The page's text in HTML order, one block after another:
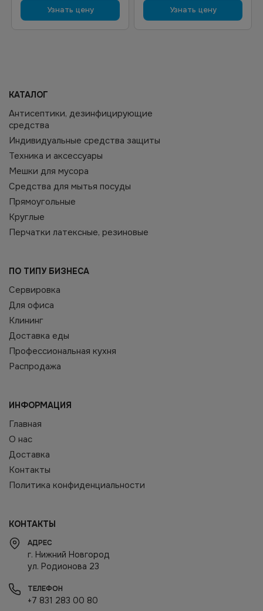
Узнать цену Узнать цену
КАТАЛОГ
Антисептики, дезинфицирующие
средства
Индивидуальные средства защиты
Техника и аксессуары
Мешки для мусора
Средства для мытья посуды
Прямоугольные
Круглые
Перчатки латексные, резиновые
ПО ТИПУ БИЗНЕСА
Сервировка
Для офиса
Клининг
Доставка еды
Профессиональная кухня
Распродажа
ИНФОРМАЦИЯ
Главная
О нас
Доставка
Контакты
Политика конфиденциальности
КОНТАКТЫ
АДРЕС
г. Нижний Новгород
ул. Родионова 23
ТЕЛЕФОН
+7 831 283 00 80